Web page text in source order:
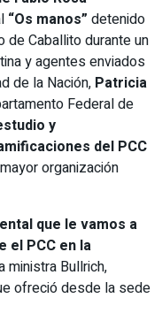
“Os manos” detenido
Caballito durante un
y agentes enviados
de la Nación, Patricia
Federal de
y
del PCC
organización
que le vamos a
el PCC en la
ministra Bullrich,
ofreció desde la sede